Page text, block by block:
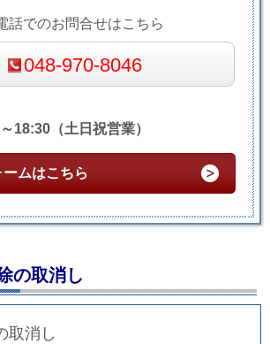
話でのお問合せはこちら
048-970-8046
18:30（土日祝営業）
ムはこちら
の取消し
取消し